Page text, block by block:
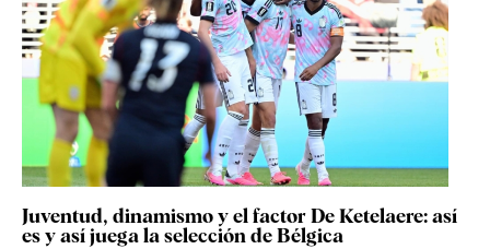
Juventud, dinamismo y el factor De Ketelaere: así
es y así juega la selección de Bélgica